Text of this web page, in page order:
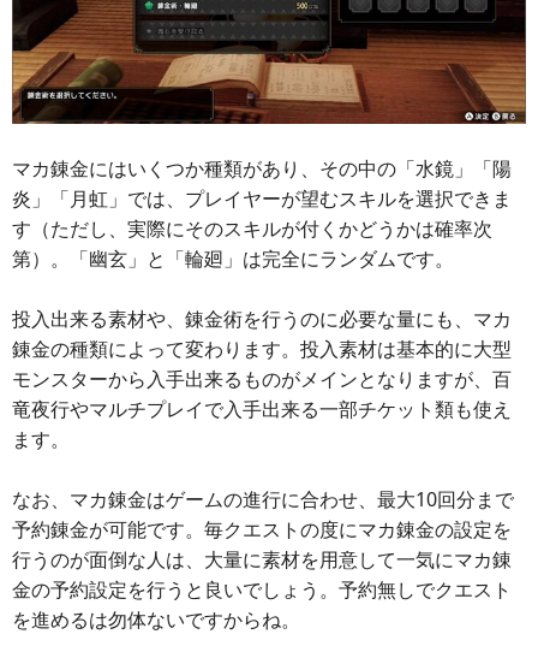
マカ錬金にはいくつか種類があり、その中の「水鏡」「陽
炎」「月虹」では、プレイヤーが望むスキルを選択できま
す（ただし、実際にそのスキルが付くかどうかは確率次
第）。「幽玄」と「輪廻」は完全にランダムです。
投入出来る素材や、錬金術を行うのに必要な量にも、マカ
錬金の種類によって変わります。投入素材は基本的に大型
モンスターから入手出来るものがメインとなりますが、百
竜夜行やマルチプレイで入手出来る一部チケット類も使え
ます。
なお、マカ錬金はゲームの進行に合わせ、最大10回分まで
予約錬金が可能です。毎クエストの度にマカ錬金の設定を
行うのが面倒な人は、大量に素材を用意して一気にマカ錬
金の予約設定を行うと良いでしょう。予約無しでクエスト
を進めるは勿体ないですからね。